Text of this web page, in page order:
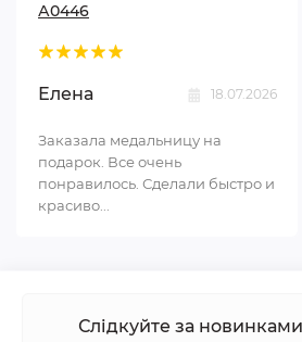
А0446
Елена 18.07.2026
Заказала медальницу на
подарок. Все очень
понравилось. Сделали быстро и
красиво...
Слідкуйте за